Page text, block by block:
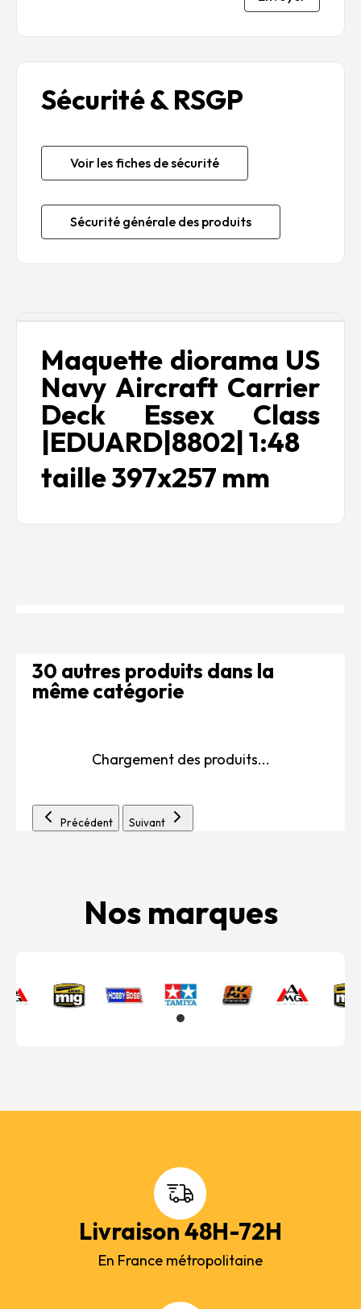
Sécurité & RSGP
Voir les fiches de sécurité
Sécurité générale des produits
Maquette diorama US
Navy Aircraft Carrier
Deck Essex Class
|EDUARD|8802| 1:48
taille 397x257 mm
30 autres produits dans la
même catégorie
Chargement des produits...
Précédent Suivant
Nos marques
Livraison 48H-72H
En France métropolitaine